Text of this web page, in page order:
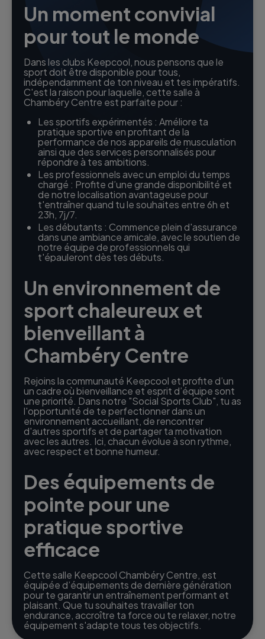
Un moment convivial
pour tout le monde
Dans les clubs Keepcool, nous pensons que le
sport doit être disponible pour tous,
indépendamment de ton niveau et tes impératifs.
C'est la raison pour laquelle, cette salle à
Chambéry Centre est parfaite pour :
Les sportifs expérimentés : Améliore ta
pratique sportive en profitant de la
performance de nos appareils de musculation
ainsi que des services personnalisés pour
répondre à tes ambitions.
Les professionnels avec un emploi du temps
chargé : Profite d’une grande disponibilité et
de notre localisation avantageuse pour
t'entraîner quand tu le souhaites entre 6h et
23h, 7j/7.
Les débutants : Commence plein d'assurance
dans une ambiance amicale, avec le soutien de
notre équipe de professionnels qui
t'épauleront dès tes débuts.
Un environnement de
sport chaleureux et
bienveillant à
Chambéry Centre
Rejoins la communauté Keepcool et profite d’un
un cadre où bienveillance et esprit d’équipe sont
une priorité. Dans notre "Social Sports Club", tu as
l'opportunité de te perfectionner dans un
environnement accueillant, de rencontrer
d'autres sportifs et de partager ta motivation
avec les autres. Ici, chacun évolue à son rythme,
avec respect et bonne humeur.
Des équipements de
pointe pour une
pratique sportive
efficace
Cette salle Keepcool Chambéry Centre, est
équipée d’équipements de dernière génération
pour te garantir un entraînement performant et
plaisant. Que tu souhaites travailler ton
endurance, accroître ta force ou te relaxer, notre
équipement s'adapte tous tes objectifs.